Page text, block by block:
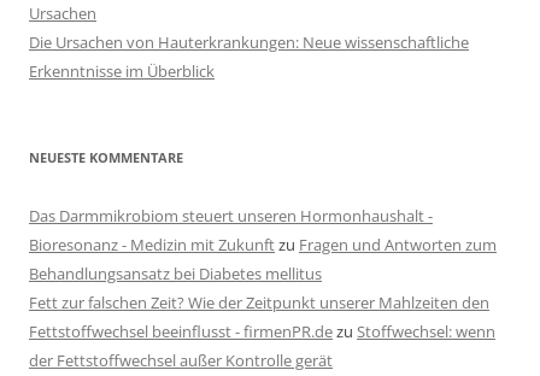
Ursachen
Die Ursachen von Hauterkrankungen: Neue wissenschaftliche
Erkenntnisse im Überblick
NEUESTE KOMMENTARE
Das Darmmikrobiom steuert unseren Hormonhaushalt -
Bioresonanz - Medizin mit Zukunftzu Fragen und Antworten zum
Behandlungsansatz bei Diabetes mellitus
Fett zur falschen Zeit? Wie der Zeitpunkt unserer Mahlzeiten den
Fettstoffwechsel beeinflusst - firmenPR.dezu Stoffwechsel: wenn
der Fettstoffwechsel außer Kontrolle gerät